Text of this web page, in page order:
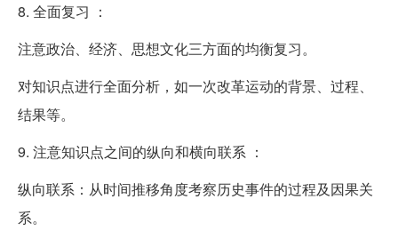
8. 全面复习 ：
注意政治、经济、思想文化三方面的均衡复习。
对知识点进行全面分析，如一次改革运动的背景、过程、
结果等。
9. 注意知识点之间的纵向和横向联系 ：
纵向联系：从时间推移角度考察历史事件的过程及因果关
系。